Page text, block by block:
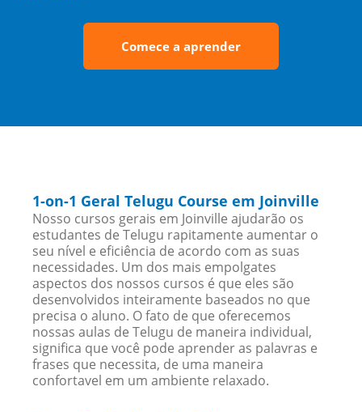
Comece a aprender
1-on-1 Geral Telugu Course em Joinville
Nosso cursos gerais em Joinville ajudarão os
estudantes de Telugu rapitamente aumentar o
seu nível e eficiência de acordo com as suas
necessidades. Um dos mais empolgates
aspectos dos nossos cursos é que eles são
desenvolvidos inteiramente baseados no que
precisa o aluno. O fato de que oferecemos
nossas aulas de Telugu de maneira individual,
significa que você pode aprender as palavras e
frases que necessita, de uma maneira
confortavel em um ambiente relaxado.